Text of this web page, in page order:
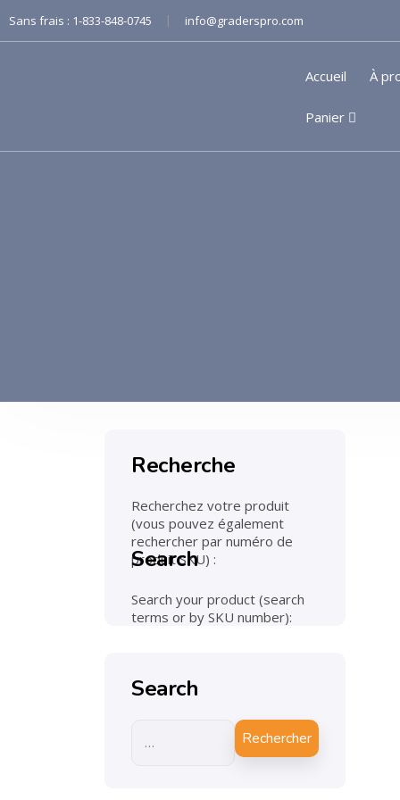
Sans frais : 1-833-848-0745 | info@graderspro.com
Accueil À
Panier
Recherche
Recherchez votre produit
(vous pouvez également
rechercher par numéro de
produit SKU) :
Search
Search your product (search
terms or by SKU number):
Search
Rechercher